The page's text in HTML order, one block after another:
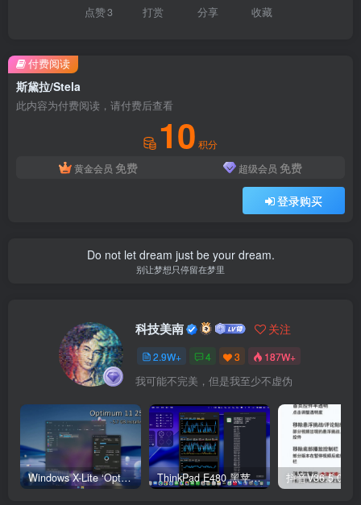
点赞3 打赏 分享 收藏
斯黛拉/Stela
此内容为付费阅读，请付费后查看
10 积分
黄金会员 免费 超级会员 免费
登录购买
付费阅读
Do not let dream just be your dream.
别让梦想只停留在梦里
科技美南 关注
2.9W+ 4 3 187W+
我可能不完美，但是我至少不虚伪
Windows X-Lite ‘Optimum 11’ 25H2 Pro v2 ThinkPad E480 黑苹果完美Tahoe的EFI分享（2026.03.01更新） 抖音V36.5.0 内